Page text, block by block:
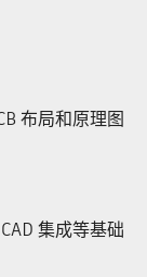
布局和原理图
集成等基础